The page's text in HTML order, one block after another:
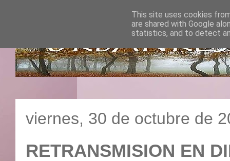
viernes, 30 de octubre de
RETRANSMISION EN
This site uses cookies
are shared with Google
statistics, and to detect